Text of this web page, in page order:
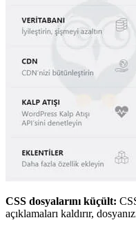
CSS dosyalarını küçült:
açıklamaları kaldırır,